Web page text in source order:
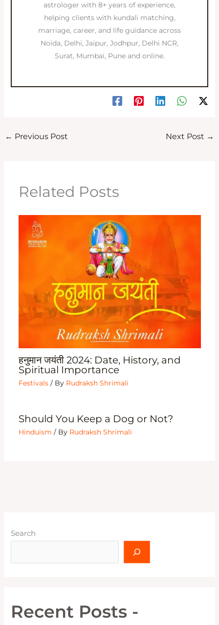
astrologer with 8+ years of experience,
helping clients with kundali matching,
marriage, career, and life guidance across
Noida, Delhi, Jaipur, Jodhpur, Delhi NCR,
Surat, Mumbai, Pune and online.
← Previous Post Next Post →
Related Posts
हनुमान जयंती 2024: Date, History, and
Spiritual Importance
Festivals/ By Rudraksh Shrimali
Should You Keep a Dog or Not?
Hinduism / By Rudraksh Shrimali
Search
Recent Posts -